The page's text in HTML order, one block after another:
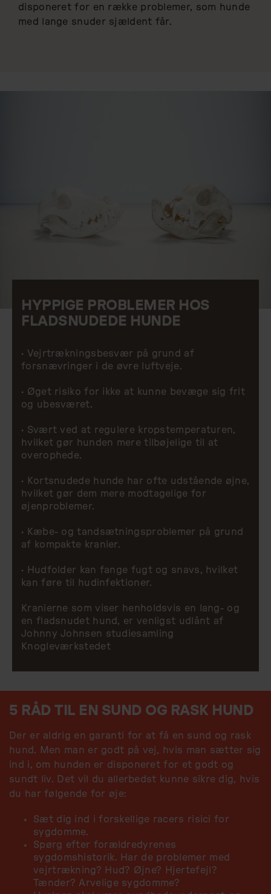
disponeret for en række problemer, som hunde
med lange snuder sjældent får.
HYPPIGE PROBLEMER HOS
FLADSNUDEDE HUNDE
· Vejrtrækningsbesvær på grund af
forsnævringer i de øvre luftveje.
· Øget risiko for ikke at kunne bevæge sig frit
og ubesværet.
· Svært ved at regulere kropstemperaturen,
hvilket gør hunden mere tilbøjelige til at
overophede.
· Kortsnudede hunde har ofte udstående øjne,
hvilket gør dem mere modtagelige for
øjenproblemer.
· Kæbe- og tandsætningsproblemer på grund
af kompakte kranier.
· Hudfolder kan fange fugt og snavs, hvilket
kan føre til hudinfektioner.
Kranierne som viser henholdsvis en lang- og
en fladsnudet hund, er venligst udlånt af
Johnny Johnsen studiesamling
Knogleværkstedet
5 RÅD TIL EN SUND OG RASK HUND
Der er aldrig en garanti for at få en sund og rask
hund. Men man er godt på vej, hvis man sætter sig
ind i, om hunden er disponeret for et godt og
sundt liv. Det vil du allerbedst kunne sikre dig, hvis
du har følgende for øje:
Sæt dig ind i forskellige racers risici for
sygdomme.
Spørg efter forældredyrenes
sygdomshistorik. Har de problemer med
vejrtrækning? Hud? Øjne? Hjertefejl?
Tænder? Arvelige sygdomme?